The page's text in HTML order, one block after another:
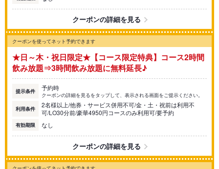
クーポンの詳細を見る
クーポンを使ってネット予約できます
★日～木・祝日限定★【コース限定特典】コース2時間
飲み放題⇒3時間飲み放題に無料延長♪
提示条件 予約時
クーポンの詳細を見るをタップして、表示される画面をご提示ください。
利用条件
2名様以上/他券・サービス併用不可/金・土・祝前は利用不
可/LO30分前/豪華4950円コースのみ利用可/要予約
有効期限 なし
クーポンの詳細を見る